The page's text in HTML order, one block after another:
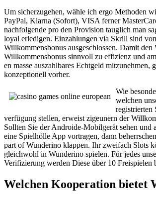
Um sicherzugehen, wähle ich ergo Methoden
PayPal, Klarna (Sofort), VISA ferner
nachfolgende pro den Provision tauglich man
loyal erledigen. Einzahlungen via Skrill sind
Willkommensbonus ausgeschlossen. Damit den
Willkommensbonus sinnvoll zu effizienz und
en masse auszahlbares Echtgeld mitzunehmen,
konzeptionell vorher.
Wie
welchen
registrierten
verfügung stellen, erweist zigeunern der
Sollten Sie der Androide-Mobilgerät sehen und
eine Spielhölle App vortragen, dann
part of Wunderino klappen. Ihr zweifach Slots
gleichwohl in Wunderino spielen. Für jedes
Verifizierung werden Diese über 10 Freispielen
Welchen Kooperation bietet